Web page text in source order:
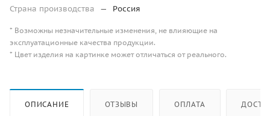
Страна производства
— Россия
* Возможны незначительные изменения, не влияющие на
эксплуатационные качества продукции.
* Цвет изделия на картинке может отличаться от реального.
ОПИСАНИЕ ОТЗЫВЫ ОПЛАТА